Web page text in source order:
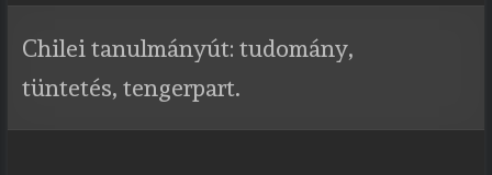
Chilei tanulmányút: tudomány,
tüntetés, tengerpart.